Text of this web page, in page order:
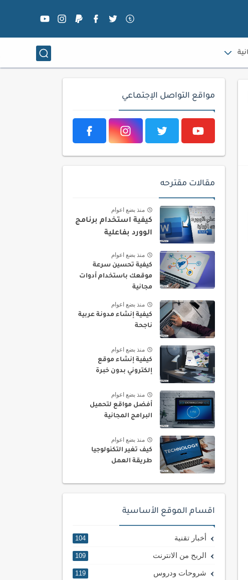
مواقع التواصل الإجتماعي
مقالات مقترحه
منذ بضع اعوام
كيفية استخدام برنامج
الوورد بفاعلية
منذ بضع اعوام
كيفية تحسين سرعة
موقعك باستخدام أدوات
مجانية
منذ بضع اعوام
كيفية إنشاء مدونة عربية
ناجحة
منذ بضع اعوام
كيفية إنشاء موقع
إلكتروني بدون خبرة
منذ بضع اعوام
أفضل مواقع لتحميل
البرامج المجانية
منذ بضع اعوام
كيف تغير التكنولوجيا
طريقة العمل
اقسام الموقع الأساسية
أخبار تقنية 104
الربح من الانترنت 109
شروحات ودروس 119